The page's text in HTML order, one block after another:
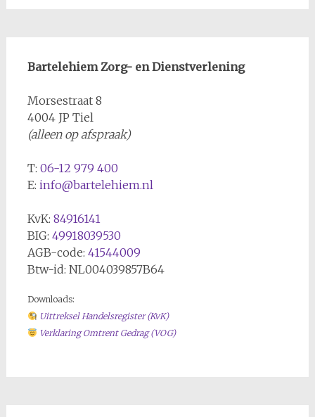
Bartelehiem Zorg- en Dienstverlening
Morsestraat 8
4004 JP Tiel
(alleen op afspraak)
T: 06-12 979 400
E: info@bartelehiem.nl
KvK: 84916141
BIG: 49918039530
AGB-code: 41544009
Btw-id: NL004039857B64
Downloads:
Uittreksel Handelsregister (KvK)
Verklaring Omtrent Gedrag (VOG)